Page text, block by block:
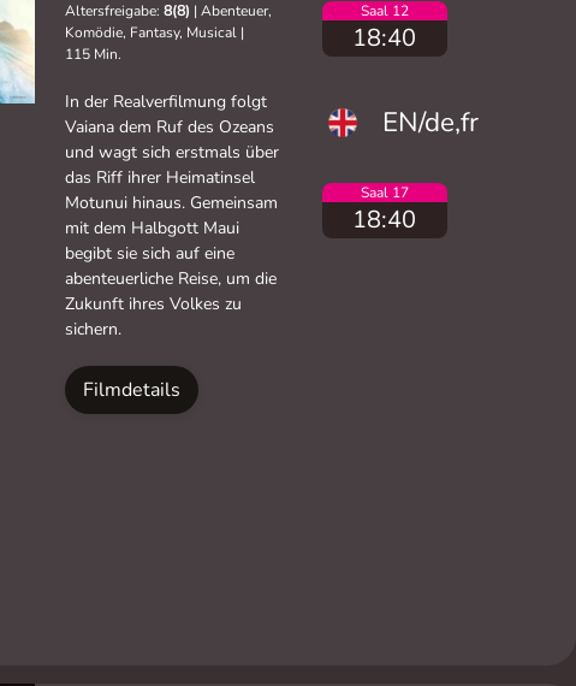
Altersfreigabe: 8(8) | Abenteuer,
Komödie, Fantasy, Musical |
115 Min.
In der Realverfilmung folgt
Vaiana dem Ruf des Ozeans
und wagt sich erstmals über
das Riff ihrer Heimatinsel
Motunui hinaus. Gemeinsam
mit dem Halbgott Maui
begibt sie sich auf eine
abenteuerliche Reise, um die
Zukunft ihres Volkes zu
sichern.
Filmdetails
Saal 12
18:40
EN/de,fr
Saal 17
18:40